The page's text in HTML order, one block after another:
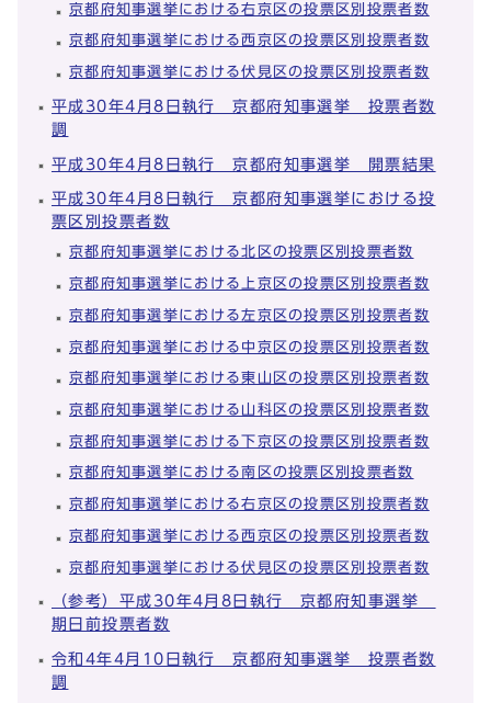
京都府知事選挙における右京区の投票区別投票者数
京都府知事選挙における西京区の投票区別投票者数
京都府知事選挙における伏見区の投票区別投票者数
平成30年4月8日執行 京都府知事選挙 投票者数
調
平成30年4月8日執行 京都府知事選挙 開票結果
平成30年4月8日執行 京都府知事選挙における投
票区別投票者数
京都府知事選挙における北区の投票区別投票者数
京都府知事選挙における上京区の投票区別投票者数
京都府知事選挙における左京区の投票区別投票者数
京都府知事選挙における中京区の投票区別投票者数
京都府知事選挙における東山区の投票区別投票者数
京都府知事選挙における山科区の投票区別投票者数
京都府知事選挙における下京区の投票区別投票者数
京都府知事選挙における南区の投票区別投票者数
京都府知事選挙における右京区の投票区別投票者数
京都府知事選挙における西京区の投票区別投票者数
京都府知事選挙における伏見区の投票区別投票者数
（参考）平成30年4月8日執行 京都府知事選挙
期日前投票者数
令和4年4月10日執行 京都府知事選挙 投票者数
調